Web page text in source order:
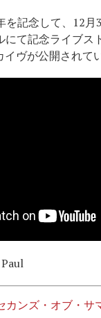
を記念して、12月
にて記念ライブス
ヴが公開されてい
カンズ・オブ・サ